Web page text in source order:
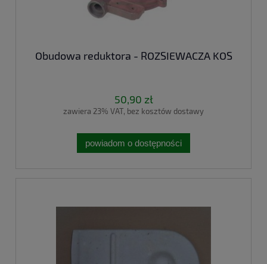
Obudowa reduktora - ROZSIEWACZA KOS
50,90 zł
zawiera 23% VAT, bez kosztów dostawy
powiadom o dostępności